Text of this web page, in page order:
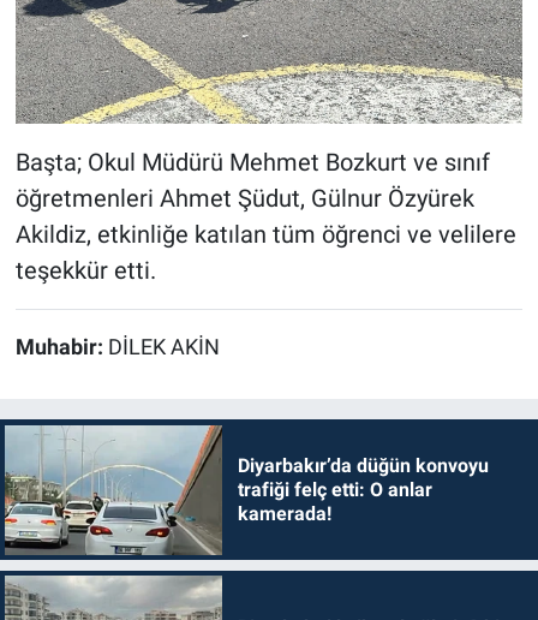
Başta; Okul Müdürü Mehmet Bozkurt ve sınıf
öğretmenleri Ahmet Şüdut, Gülnur Özyürek
Akildiz, etkinliğe katılan tüm öğrenci ve velilere
teşekkür etti.
Muhabir: DİLEK AKİN
Diyarbakır’da düğün konvoyu
trafiği felç etti: O anlar
kamerada!